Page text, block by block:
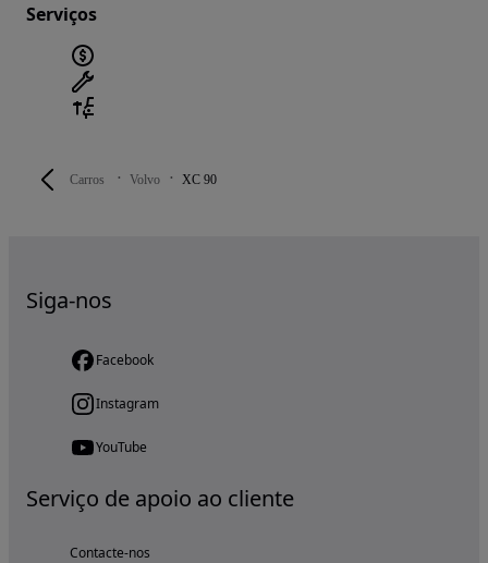
Carros Volvo XC 90
Serviços
Siga-nos
Facebook
Instagram
YouTube
Serviço de apoio ao cliente
Contacte-nos